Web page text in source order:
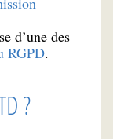
d’une des
RGPD.
?